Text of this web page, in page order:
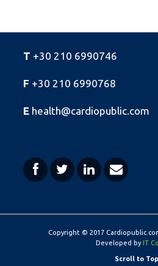
T +30 210 6990746
F +30 210 6990768
E health@cardiopublic.com
Copyright © 2017
Developed by IT
Scroll to Top